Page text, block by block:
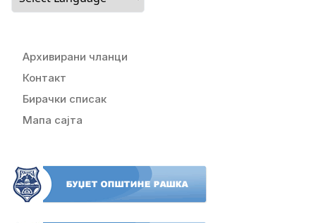
Архивирани чланци
Контакт
Бирачки списак
Мапа сајта